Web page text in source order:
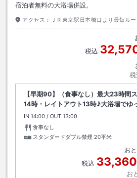
宿泊者無料の大浴場併設。
アクセス： ＪＲ東京駅日本橋口より最短ル
税込
【早期90】（食事なし）最大23時間
14時・レイトアウト13時♪大浴場でゆ
IN チェックイン
14:00 / OUT チェックアウト
13:00
食事なし
スタンダードダブル禁煙 20平米
お
税込 33,360
お